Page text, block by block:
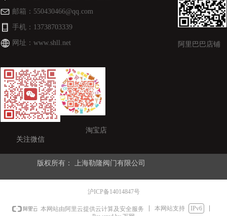
邮箱： 550430466@qq.com
手机： 13738703339
网址： www.shll.net
关注微信
淘宝店
阿里巴巴店铺
版权所有： 上海勒隆阀门有限公司
沪ICP备14014847号
本网站由阿里云提供云计算及安全服务 本网站支持
IPv6